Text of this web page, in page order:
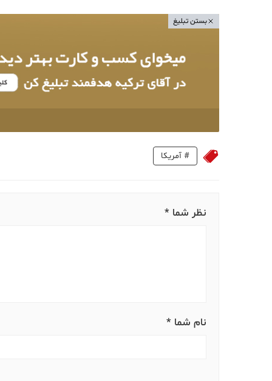
بستن تبلیغ
# آمریکا
نظر شما *
نام شما *